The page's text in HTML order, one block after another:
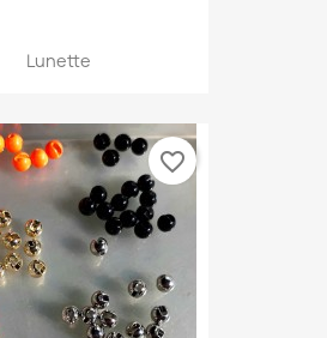
Lunette
favorite_border